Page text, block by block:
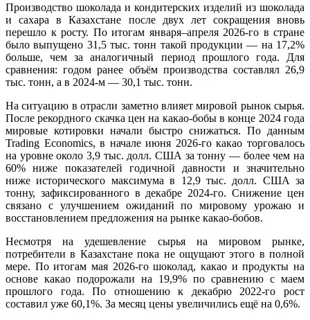
Производство шоколада и кондитерских изделий из шоколада
и сахара в Казахстане после двух лет сокращения вновь
перешло к росту. По итогам января–апреля 2026-го в стране
было выпущено 31,5 тыс. тонн такой продукции — на 17,2%
больше, чем за аналогичный период прошлого года. Для
сравнения: годом ранее объём производства составлял 26,9
тыс. тонн, а в 2024-м — 30,1 тыс. тонн.
На ситуацию в отрасли заметно влияет мировой рынок сырья.
После рекордного скачка цен на какао-бобы в конце 2024 года
мировые котировки начали быстро снижаться. По данным
Trading Economics, в начале июня 2026-го какао торговалось
на уровне около 3,9 тыс. долл. США за тонну — более чем на
60% ниже показателей годичной давности и значительно
ниже исторического максимума в 12,9 тыс. долл. США за
тонну, зафиксированного в декабре 2024-го. Снижение цен
связано с улучшением ожиданий по мировому урожаю и
восстановлением предложения на рынке какао-бобов.
Несмотря на удешевление сырья на мировом рынке,
потребители в Казахстане пока не ощущают этого в полной
мере. По итогам мая 2026-го шоколад, какао и продукты на
основе какао подорожали на 19,9% по сравнению с маем
прошлого года. По отношению к декабрю 2022-го рост
составил уже 60,1%. За месяц цены увеличились ещё на 0,6%.